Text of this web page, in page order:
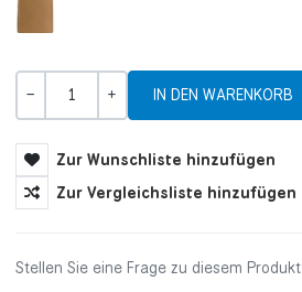
Zur Wunschliste hinzufügen
Zur Vergleichsliste hinzufügen
Stellen Sie eine Frage zu diesem Produkt